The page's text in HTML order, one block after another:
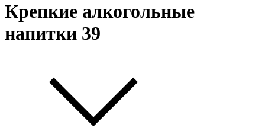
Крепкие алкогольные
напитки 39